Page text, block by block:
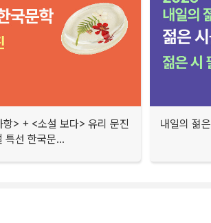
항> + <소설 보다> 유리 문진
특선 한국문...
내일의 젊